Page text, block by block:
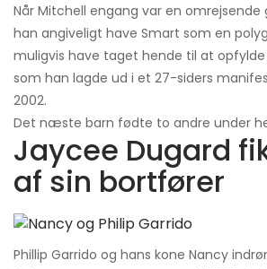
Når Mitchell engang var en
han angiveligt have Smart som en
muligvis have taget hende til at
som han lagde ud i et 27-siders
2002.
Det næste barn fødte to andre under
Jaycee Dugard
af sin bortfører
Phillip Garrido og hans kone Nancy